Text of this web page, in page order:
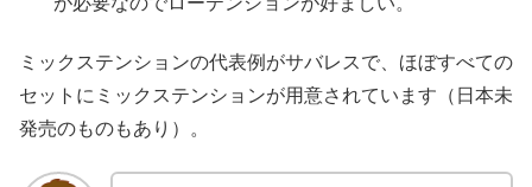
ミックステンションの代表例がサバレスで、ほぼすべての
セットにミックステンションが用意されています（日本未
発売のものもあり）。